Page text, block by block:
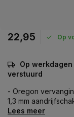
22,95 Op
Op
verstuurd
- Oregon
1,3 mm
Lees meer